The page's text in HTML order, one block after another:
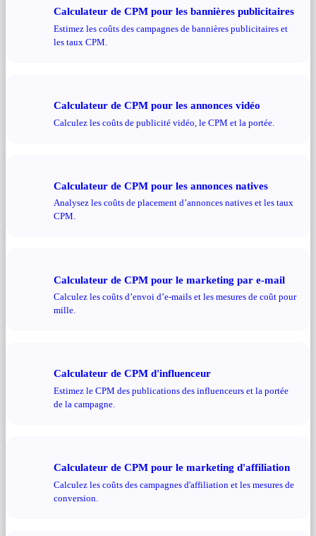
Calculateur de CPM pour les bannières publicitaires
Estimez les coûts des campagnes de bannières publicitaires et
les taux CPM.
Calculateur de CPM pour les annonces vidéo
Calculez les coûts de publicité vidéo, le CPM et la portée.
Calculateur de CPM pour les annonces natives
Analysez les coûts de placement d’annonces natives et les taux
CPM.
Calculateur de CPM pour le marketing par e-mail
Calculez les coûts d’envoi d’e-mails et les mesures de coût pour
mille.
Calculateur de CPM d'influenceur
Estimez le CPM des publications des influenceurs et la portée
de la campagne.
Calculateur de CPM pour le marketing d'affiliation
Calculez les coûts des campagnes d'affiliation et les mesures de
conversion.